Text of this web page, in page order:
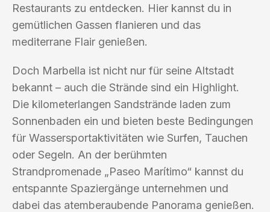
Restaurants zu entdecken. Hier kannst du in
gemütlichen Gassen flanieren und das
mediterrane Flair genießen.
Doch Marbella ist nicht nur für seine Altstadt
bekannt – auch die Strände sind ein Highlight.
Die kilometerlangen Sandstrände laden zum
Sonnenbaden ein und bieten beste Bedingungen
für Wassersportaktivitäten wie Surfen, Tauchen
oder Segeln. An der berühmten
Strandpromenade „Paseo Marítimo“ kannst du
entspannte Spaziergänge unternehmen und
dabei das atemberaubende Panorama genießen.